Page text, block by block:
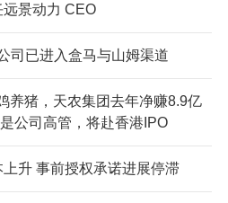
景动力 CEO
司已进入盒马与山姆渠道
养猪，天农集团去年净赚8.9亿
公司高管，将赴香港IPO
升 事前授权承诺进展停滞